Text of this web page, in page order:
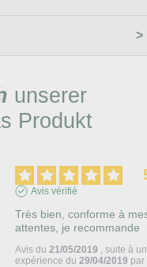
unserer
Produkt
Avis vérifié
Très bien, conforme à
attentes, je recommande
Avis du21/05/2019 , suite à
expérience du29/04/2019 par